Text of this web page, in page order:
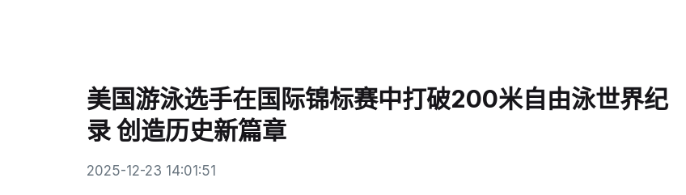
美国游泳选手在国际锦标赛中打破200米自由泳世界纪
录 创造历史新篇章
2025-12-23 14:01:51